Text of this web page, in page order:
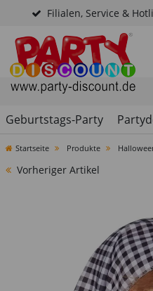
Filialen, Service &
Geburtstags-Party
Startseite Produkte
Vorheriger Artikel